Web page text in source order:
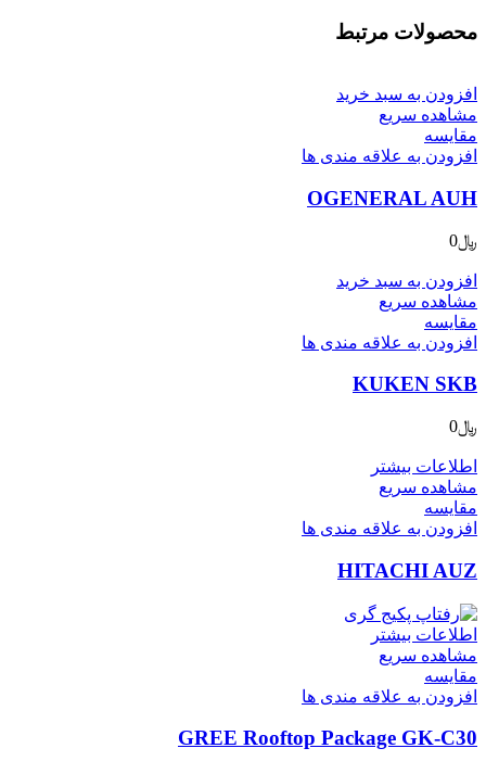
محصولات مرتبط
افزودن به سبد خرید
مشاهده سریع
مقایسه
افزودن به علاقه مندی ها
OGENERAL AUH
﷼0
افزودن به سبد خرید
مشاهده سریع
مقایسه
افزودن به علاقه مندی ها
KUKEN SKB
﷼0
اطلاعات بیشتر
مشاهده سریع
مقایسه
افزودن به علاقه مندی ها
HITACHI AUZ
اطلاعات بیشتر
مشاهده سریع
مقایسه
افزودن به علاقه مندی ها
GREE Rooftop Package GK-C30